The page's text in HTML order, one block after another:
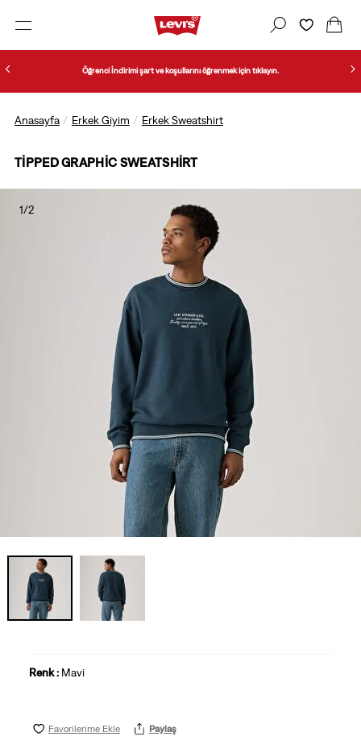
Öğrenci İndirimi şart ve koşullarını öğrenmek için tıklayın.
Anasayfa Erkek Giyim Erkek Sweatshirt
TIPPED GRAPHIC SWEATSHIRT
1/2
Renk : Mavi
Favorilerime Ekle Paylaş